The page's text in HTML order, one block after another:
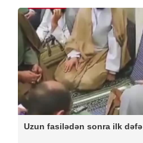
Uzun fasilədən sonra ilk